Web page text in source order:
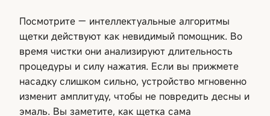
Посмотрите — интеллектуальные алгоритмы
щетки действуют как невидимый помощник. Во
время чистки они анализируют длительность
процедуры и силу нажатия. Если вы прижмете
насадку слишком сильно, устройство мгновенно
изменит амплитуду, чтобы не повредить десны и
эмаль. Вы заметите, как щетка сама